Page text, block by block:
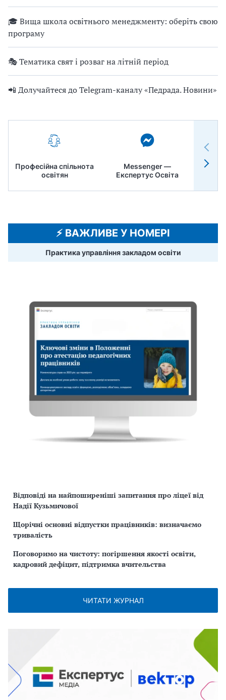
🎓 Вища школа освітнього менеджменту: оберіть свою
програму
🎭 Тематика свят і розваг на літній період
📲 Долучайтеся до Telegram-каналу «Педрада. Новини»
Професійна спільнота
освітян
Messenger —
Експертус Освіта
⚡️ ВАЖЛИВЕ У НОМЕРІ
Практика управління закладом освіти
Відповіді на найпоширеніші запитання про ліцеї від
Надії Кузьмичової
Щорічні основні відпустки працівників: визначаємо
тривалість
Поговоримо на чистоту: погіршення якості освіти,
кадровий дефіцит, підтримка вчительства
ЧИТАТИ ЖУРНАЛ